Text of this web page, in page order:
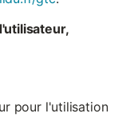
pour l'utilisation